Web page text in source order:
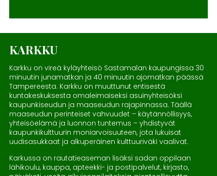
KARKKU
Karkku on vireä kyläyhteisö Sastamalan kaupungissa 30
minuutin junamatkan ja 40 minuutin ajomatkan päässä
Tampereesta. Karkku on muuttunut entisestä
kuntakeskuksesta omaleimaiseksi asuinyhteisöksi
kaupunkiseudun ja maaseudun rajapinnassa. Täällä
maaseudun perinteiset vahvuudet – käytännöllisyys,
yhteisöelämä ja luonnon tuntemus – yhdistyvät
kaupunkikulttuurin moniarvoisuuteen, jota lukuisat
uudisasukkaat ja alkuperäinen kulttuuriväki vaalivat.
Karkussa on rautatieaseman lisäksi sadan oppilaan
lähikoulu, kauppa, apteekki- ja postipalvelut, kirjasto,